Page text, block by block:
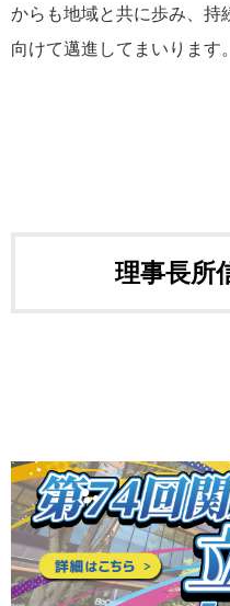
からも地域と共に歩み、持
向けて邁進してまいります。
理事長所